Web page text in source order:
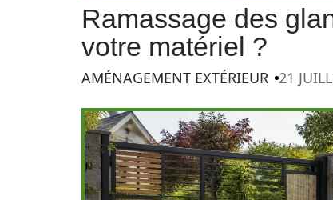
Ramassage des
votre matériel ?
AMÉNAGEMENT EXTÉRIEUR 21